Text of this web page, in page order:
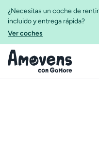
¿Necesitas un coche de
incluido y entrega rápida?
Ver coches